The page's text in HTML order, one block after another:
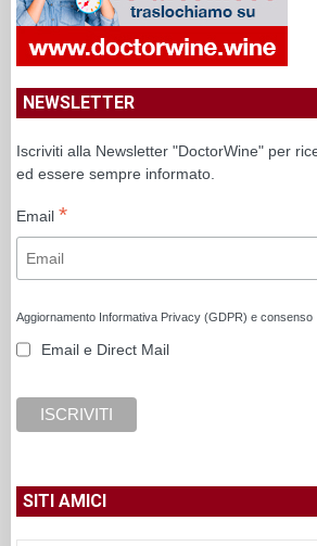
NEWSLETTER
Iscriviti alla Newsletter "DoctorWine" per
ed essere sempre informato.
Email *
Aggiornamento Informativa Privacy (GDPR) e consenso
Email e Direct Mail
SITI AMICI